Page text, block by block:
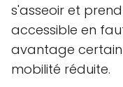
s'asseoir et
accessible en
avantage
mobilité réduite.